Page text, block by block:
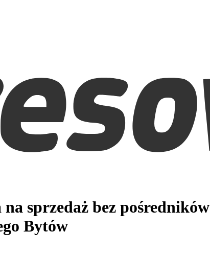
sprzedaż bez pośredników
Bytów